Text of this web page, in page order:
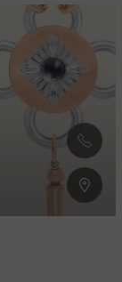
mettant en
dans
rue Vieille du
et
produits et
la française,
inoubliable